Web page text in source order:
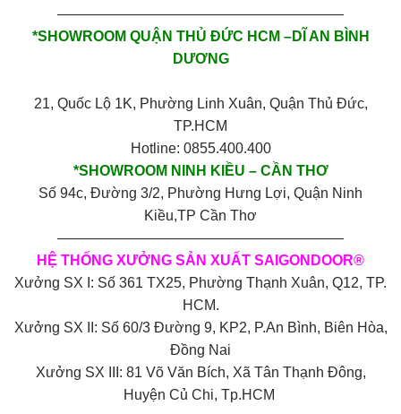
————————————————————
*SHOWROOM QUẬN THỦ ĐỨC HCM –DĨ AN BÌNH
DƯƠNG
21, Quốc Lộ 1K, Phường Linh Xuân, Quận Thủ Đức,
TP.HCM
Hotline: 0855.400.400
*SHOWROOM NINH KIỀU – CẦN THƠ
Số 94c, Đường 3/2, Phường Hưng Lợi, Quận Ninh
Kiều,TP Cần Thơ
————————————————————
HỆ THỐNG XƯỞNG SẢN XUẤT SAIGONDOOR®
Xưởng SX I: Số 361 TX25, Phường Thạnh Xuân, Q12, TP.
HCM.
Xưởng SX II: Số 60/3 Đường 9, KP2, P.An Bình, Biên Hòa,
Đồng Nai
Xưởng SX III: 81 Võ Văn Bích, Xã Tân Thạnh Đông,
Huyện Củ Chi, Tp.HCM